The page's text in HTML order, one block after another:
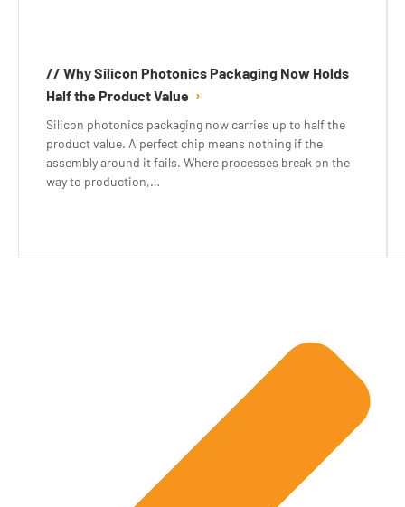
// Why Silicon Photonics Packaging Now Holds
Half the Product Value
Silicon photonics packaging now carries up to half the
product value. A perfect chip means nothing if the
assembly around it fails. Where processes break on the
way to production,…